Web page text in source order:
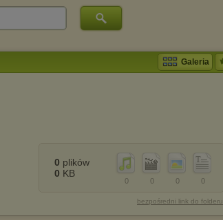
Galeria
0
0
0
0
0 plików
0 KB
bezpośredni link do folderu